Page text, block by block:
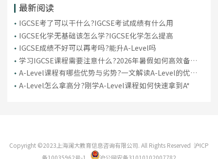
最新阅读
IGCSE考了可以干什么?IGCSE考试成绩有什么用
IGCSE化学无基础该怎么学?IGCSE化学怎么提高
IGCSE成绩不好可以再考吗?能升A-Level吗
学习IGCSE课程需要注意什么?2026年暑假如何高效备考
IGCSE
A-Level课程有哪些优势与劣势?一文解读A-Level的优缺
点
A-Level怎么拿高分?刚学A-Level课程如何快速拿到A*
Copyright ©2023上海澜大教育信息咨询有限公司. All Rights Reserved 沪ICP
备10035962号-1
沪公网安备31010102007782